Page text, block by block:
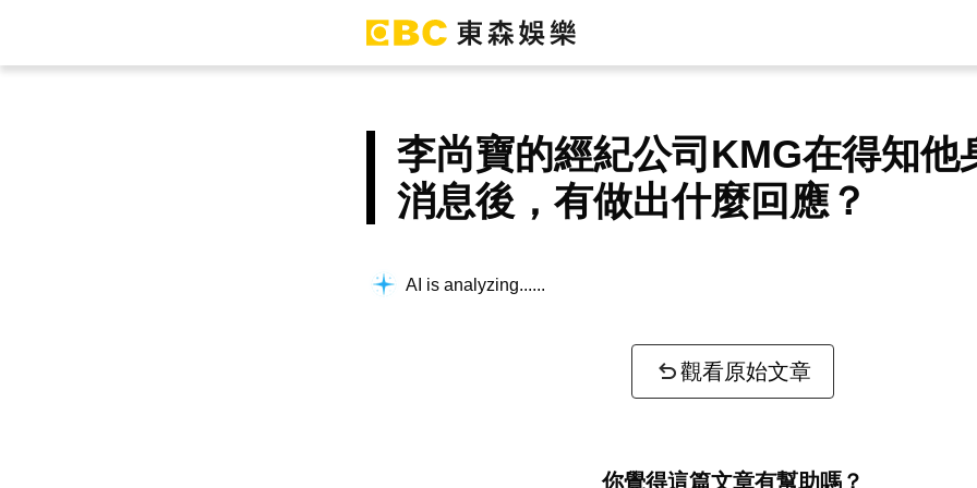
李尚寶的經紀公司KMG在得知他
消息後，有做出什麼回應？
AI is analyzing...
觀看原始文章
你覺得這篇文章有幫助嗎？